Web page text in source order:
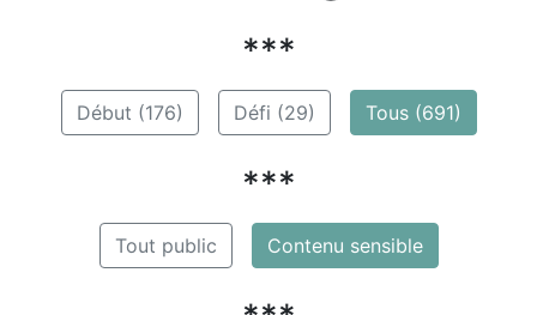
***
Début (176) Défi (29) Tous (691)
***
Tout public Contenu sensible